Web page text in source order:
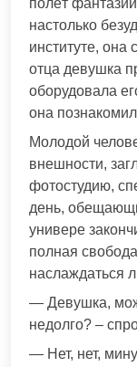
полёт
настолько
институте,
отца девушка
оборудовала
она
Молодой
внешности,
фотостудию,
день,
универе
полная
наслаждаться
— Девушка,
недолго? –
— Нет, нет,